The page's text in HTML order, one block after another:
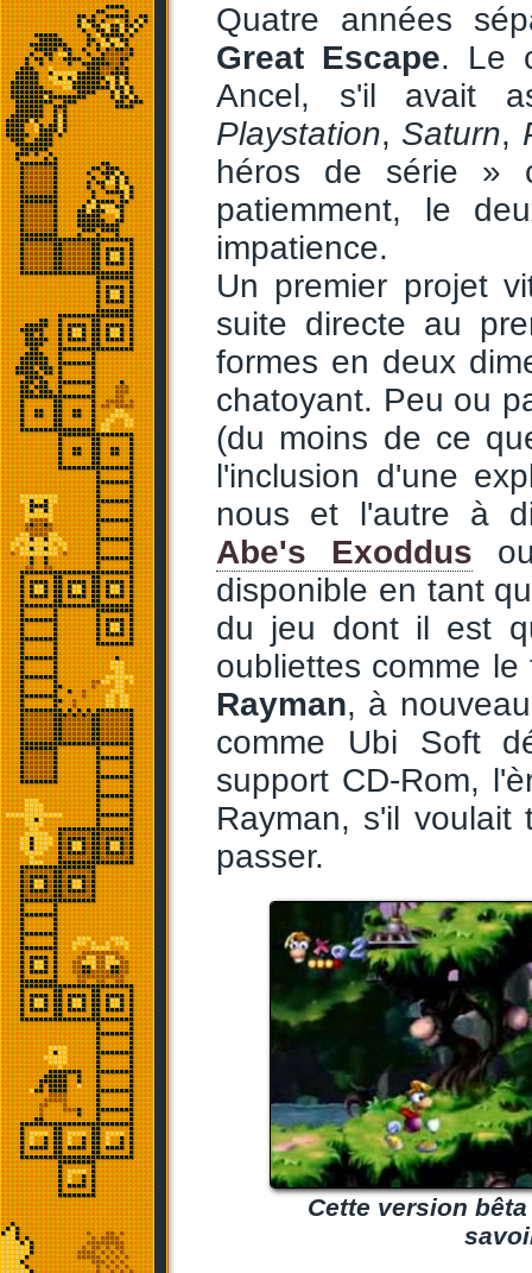
Quatre années
Great Escape. Le
Ancel, s'il avait
Playstation, Saturn,
héros de série »
patiemment, le
impatience.
Un premier projet
suite directe au
formes en deux
chatoyant. Peu ou
(du moins de ce
l'inclusion d'une
nous et l'autre à
Abe's Exoddus
disponible en tant
du jeu dont il est
oubliettes comme
Rayman, à
comme Ubi Soft
support CD-Rom,
Rayman, s'il
passer.
Cette version